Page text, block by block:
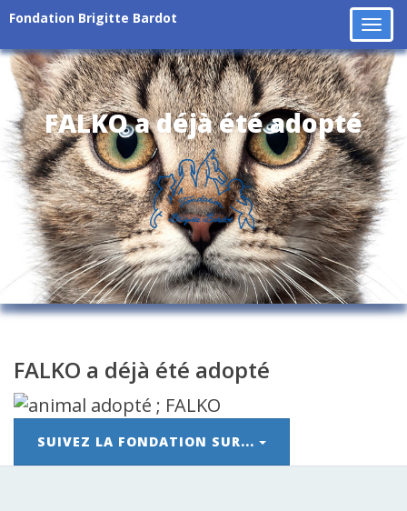
Fondation Brigitte Bardot
FALKO a déjà été adopté
FALKO a déjà été adopté
SUIVEZ LA FONDATION SUR...